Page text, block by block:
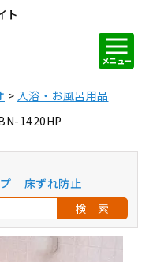
ト
メニュー
入浴・お風呂用品
1420HP
床ずれ防止
検 索